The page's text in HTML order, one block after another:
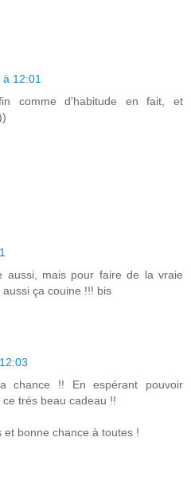
à 12:01
comme d'habitude en fait, et
aussi, mais pour faire de la vraie
ça couine !!! bis
chance !! En espérant pouvoir
trés beau cadeau !!
et bonne chance à toutes !